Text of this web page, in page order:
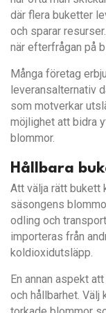
där flera buketter
och sparar
när efterfrågan på
Många företag
leveransalternativ
som motverkar
möjlighet att bidra
blommor.
Hållbara
Att välja rätt bukett
säsongens
odling och
importeras från
koldioxidutsläpp.
En annan aspekt
och hållbarhet.